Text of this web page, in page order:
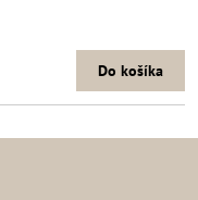
Do košíka